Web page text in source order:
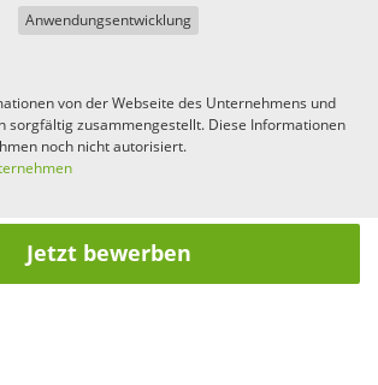
Anwendungsentwicklung
von der Webseite des Unternehmens und
sorgfältig zusammengestellt. Diese Informationen
noch nicht autorisiert.
Jetzt bewerben